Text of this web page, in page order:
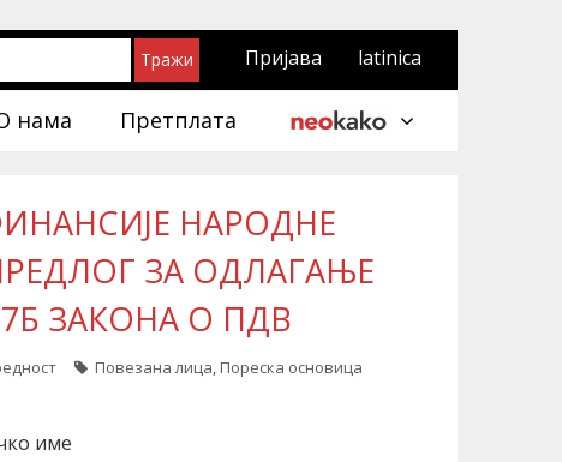
Пријава latinica
нама Претплата
НАРОДНЕ
ЗА ОДЛАГАЊЕ
ЗАКОНА О ПДВ
Повезана лица, Пореска основица
име